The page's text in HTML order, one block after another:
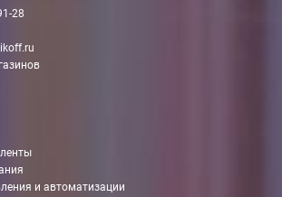
забрать заказ в одном из наших
МКАД)
28
и автоматизации